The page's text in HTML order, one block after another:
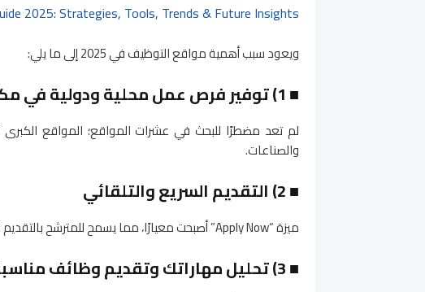
2025: Strategies, Tools, Trends & Future Insights
ويعود سبب أهمية مواقع التوظيف في 2025 إلى ما يلي:
■1) توفير فرص عمل محلية ودولية في مكان واحد
لم تعد مضطرًا للبحث في عشرات المواقع؛ المواقع
والصناعات.
■2) التقديم السريع والتلقائي
ميزة “Apply Now” أصبحت معيارًا، مما يسمح للمترشح بالتقديم في بضع ثوانٍ.
■3) تحليل مهاراتك وتقديم وظائف مناسبة لك